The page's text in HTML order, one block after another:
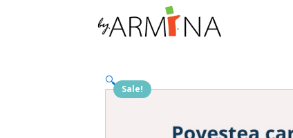
Sale!
🔍